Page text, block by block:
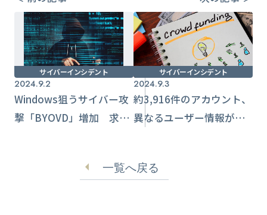
サイバーインシデント
2024.9.2
Windows狙うサイバー攻
撃「BYOVD」増加 求め
サイバーインシデント
2024.9.3
約3,916件のアカウント、
異なるユーザー情報が表
ス
一覧へ戻る